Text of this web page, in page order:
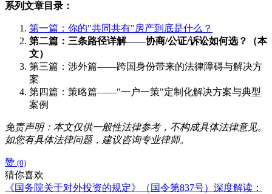
系列文章目录：
第一篇：你的"共同共有"房产到底是什么？
第二篇：三条路径详解——协商/公证/诉讼如何选？（本
文）
第三篇：涉外篇——跨国身份带来的法律障碍与解决方
案
第四篇：策略篇——"一户一策"定制化解决方案与典型
案例
免责声明：本文仅供一般性法律参考，不构成具体法律意见。
如您有具体法律问题，建议咨询专业律师。
赞 (0)
猜你喜欢
《国务院关于对外投资的规定》（国令第837号）深度解读：